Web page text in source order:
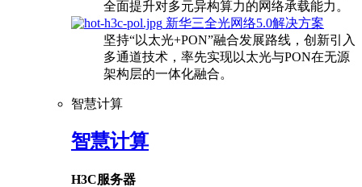
全面提升对多元异构算力的网络承载能力。
新华三全光网络5.0解决方案
坚持“以太光+PON”融合发展路线，创新引入
多通道技术，率先实现以太光与PON在无源
架构层的一体化融合。
智慧计算
智慧计算
H3C服务器